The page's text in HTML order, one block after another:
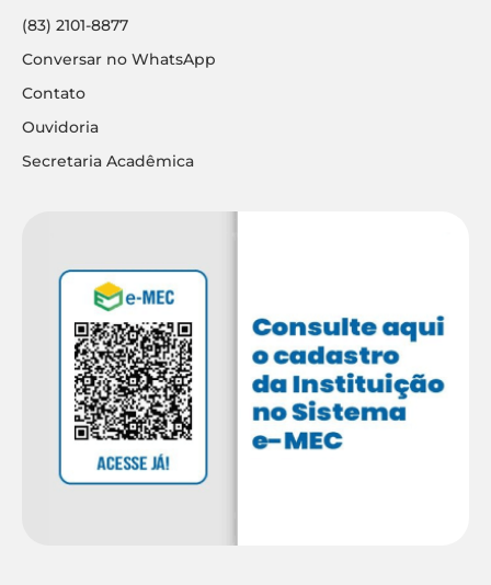
(83) 2101-8877
Conversar no WhatsApp
Contato
Ouvidoria
Secretaria Acadêmica